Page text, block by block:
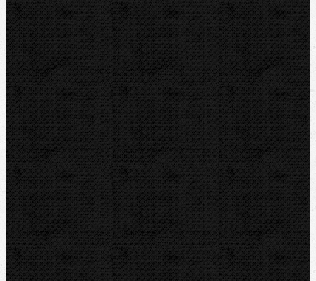
Novinky
Videoinspekce
Detektory a těsnění
Montážní výbava
Svěráky a pracovní stoly
Pájení a hořáky